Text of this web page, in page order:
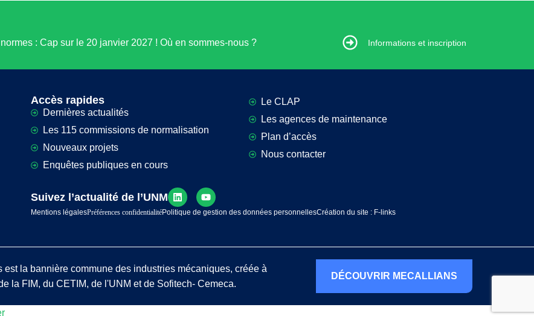
: Cap sur le 20 janvier 2027 ! Où en sommes-nous ? Informations et inscription
Informations et inscription
Accès rapides
Dernières actualités
Les 115 commissions de normalisation
Nouveaux projets
Enquêtes publiques en cours
Le CLAP
Les agences de maintenance
Plan d’accès
Nous contacter
Suivez l’actualité de l’UNM
Mentions légalesPréférences confidentialitéPolitique de gestion des données personnellesCréation du site : F-links
est la bannière commune des industries mécaniques, créée à
la FIM, du CETIM, de l'UNM et de Sofitech- Cemeca.
DÉCOUVRIR MECALLIANS